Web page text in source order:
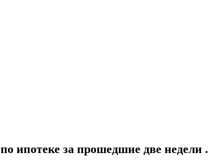
ипотеке за прошедшие две недели .